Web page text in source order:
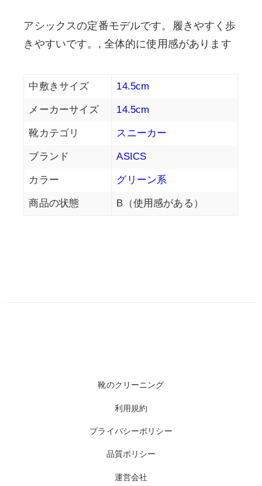
アシックスの定番モデルです。履きやすく歩
きやすいです。, 全体的に使用感があります
中敷きサイズ 14.5cm
メーカーサイズ 14.5cm
靴カテゴリ スニーカー
ブランド ASICS
カラー グリーン系
商品の状態 B（使用感がある）
靴のクリーニング
利用規約
プライバシーポリシー
品質ポリシー
運営会社